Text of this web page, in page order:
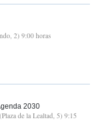
2) 9:00 horas
2030
de la Lealtad, 5) 9:15